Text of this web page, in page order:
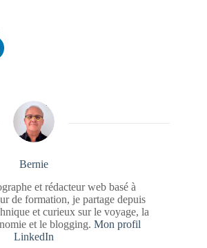
Bernie
et rédacteur web basé à
de formation, je partage depuis
et curieux sur le voyage, la
et le blogging. Mon profil
LinkedIn